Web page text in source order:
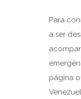
Para
a ser
página